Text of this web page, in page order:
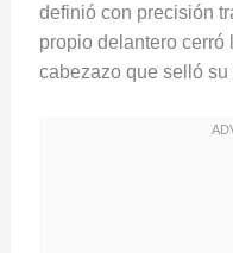
definió con precisión
propio delantero cerró
cabezazo que selló su